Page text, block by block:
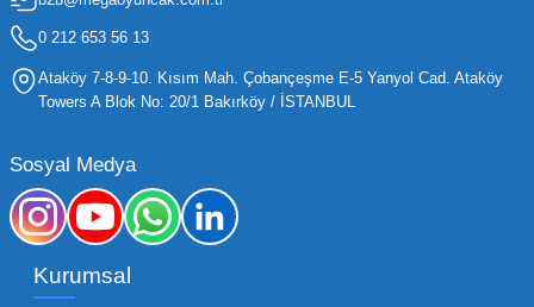
işletmelerin stoklarını güncel tutması ve her
yaş grubuna hitap eden ürünleri bünyesinde
barındırması gerekir.
Mega Oyuncak olarak sunduğumuz geniş ürün
yelpazesiyle, işletmenizin ihtiyacı olan tüm
kategorilerde profesyonel çözümler üretiyoruz.
sunduğumuz esnek çözümlerle, her ölçekteki
0 212 653 56 13
Ataköy 7-8-9-10. Kısım Mah. Çobançeşme E-5 Yanyol Cad. Ataköy
Towers A Blok No: 20/1 Bakırköy / İSTANBUL
Sosyal Medya
Kurumsal